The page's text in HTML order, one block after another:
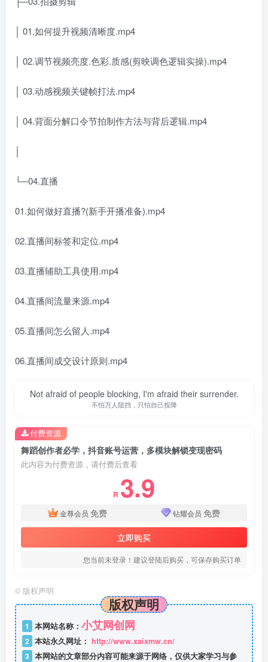
│ 01.如何提升视频清晰度.mp4
│ 02.调节视频亮度.色彩.质感(剪映调色逻辑实操).mp4
│ 03.动感视频关键帧打法.mp4
│ 04.背面分解口令节拍制作方法与背后逻辑.mp4
│
└─04.直播
01.如何做好直播?(新手开播准备).mp4
02.直播间标签和定位.mp4
03.直播辅助工具使用.mp4
04.直播间流量来源.mp4
05.直播间怎么留人.mp4
06.直播间成交设计原则.mp4
Not afraid of people blocking, I'm afraid their surrender.
不怕万人阻挡，只怕自己投降
舞蹈创作者必学，抖音账号运营，多模块解锁变现密码
此内容为付费资源，请付费后查看
R 3.9
金尊会员 免费 钻耀会员 免费
立即购买
您当前未登录！建议登陆后购买，可保存购买订单
付费资源
© 版权声明
版权声明
1 本网站名称： 小艾网创网
2 本站永久网址： http://www.xaixmw.cn/
3 本网站的文章部分内容可能来源于网络，仅供大家学习与参